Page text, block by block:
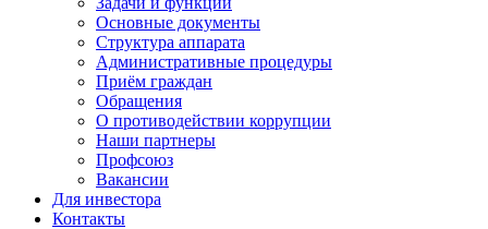
Основные документы
Структура аппарата
Административные процедуры
Приём граждан
Обращения
О противодействии коррупции
Наши партнеры
Профсоюз
Вакансии
Для инвестора
Контакты